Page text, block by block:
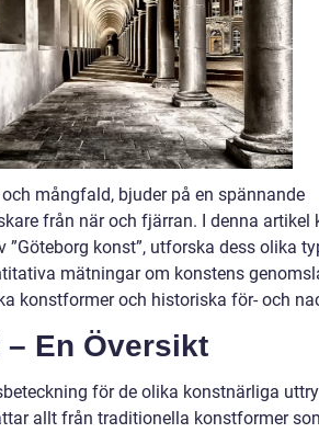
mångfald, bjuder på en spännande
från när och fjärran. I denna artikel
konst”, utforska dess olika
mätningar om konstens
konstformer och historiska för- och
En Översikt
för de olika konstnärliga
allt från traditionella konstformer